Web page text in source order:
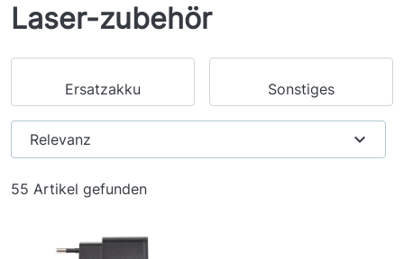
Laser-zubehör
Ersatzakku Sonstiges
55 Artikel gefunden
Relevanz expand_more